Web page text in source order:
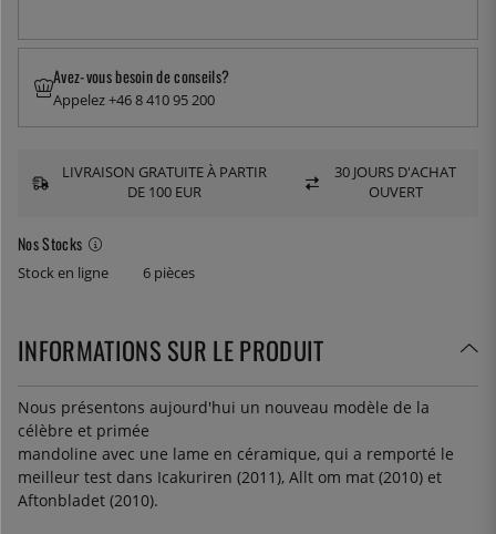
Nos Stocks
Stock en ligne 6 pièces
Avez-vous besoin de conseils?
Appelez +46 8 410 95 200
LIVRAISON GRATUITE À PARTIR
DE 100 EUR
30 JOURS D'ACHAT
OUVERT
INFORMATIONS SUR LE PRODUIT
Nous présentons aujourd'hui un nouveau modèle de la
célèbre et primée
mandoline avec une lame en céramique, qui a remporté le
meilleur test dans Icakuriren (2011), Allt om mat (2010) et
Aftonbladet (2010).